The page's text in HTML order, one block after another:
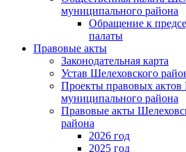
муниципального района
Обращение к
палаты
Правовые акты
Законодательная карта
Устав Шелеховского
Проекты правовых актов
муниципального района
Правовые акты
района
2026 год
2025 год